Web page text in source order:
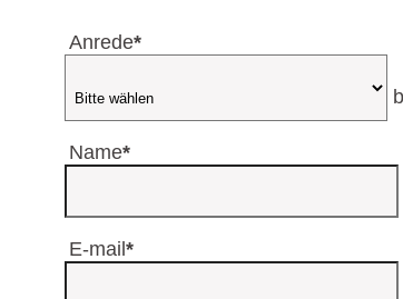
Anrede*
Name*
E-mail *